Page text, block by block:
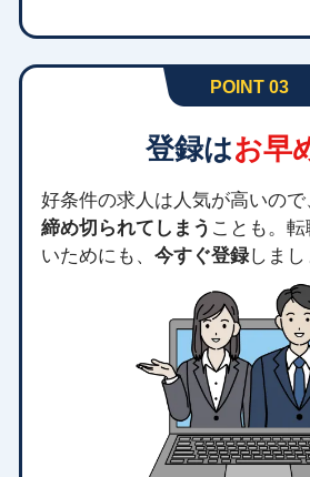
POINT 03
登録はお早
好条件の求人は人気が高いので
締め切られてしまう ことも。
いためにも、今すぐ登録しまし